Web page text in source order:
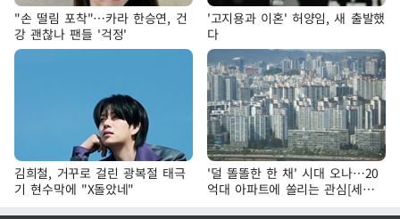
"손 떨림 포착"…카라 한승연, 건
강 괜찮나 팬들 '걱정'
'고지용과 이혼' 허양임, 새 출발했
다
김희철, 거꾸로 걸린 광복절 태극
기 현수막에 "X돌았네"
'덜 똘똘한 한 채' 시대 오나…20
억대 아파트에 쏠리는 관심[세제
개편, 그 이후②]